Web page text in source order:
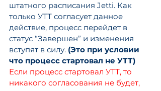
штатного расписания Jetti. Как
только УТТ согласует данное
действие, процесс перейдет в
статус “Завершен” и изменения
вступят в силу. (Это при условии
что процесс стартовал не УТТ)
Если процесс стартовал УТТ, то
никакого согласования не будет,